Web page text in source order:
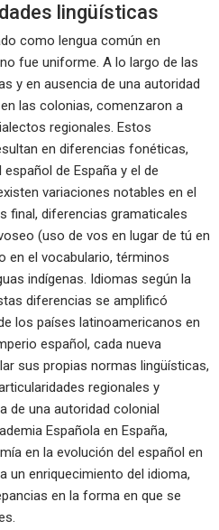
lingüísticas
como lengua común en
fue uniforme. A lo largo de las
y en ausencia de una autoridad
las colonias, comenzaron a
regionales. Estos
en diferencias fonéticas,
de España y el de
variaciones notables en el
final, diferencias gramaticales
(uso de vos en lugar de tú en
en el vocabulario, términos
indígenas. Idiomas según la
diferencias se amplificó
los países latinoamericanos en
español, cada nueva
sus propias normas lingüísticas,
regionales y
de una autoridad colonial
Española en España,
en la evolución del español en
un enriquecimiento del idioma,
en la forma en que se